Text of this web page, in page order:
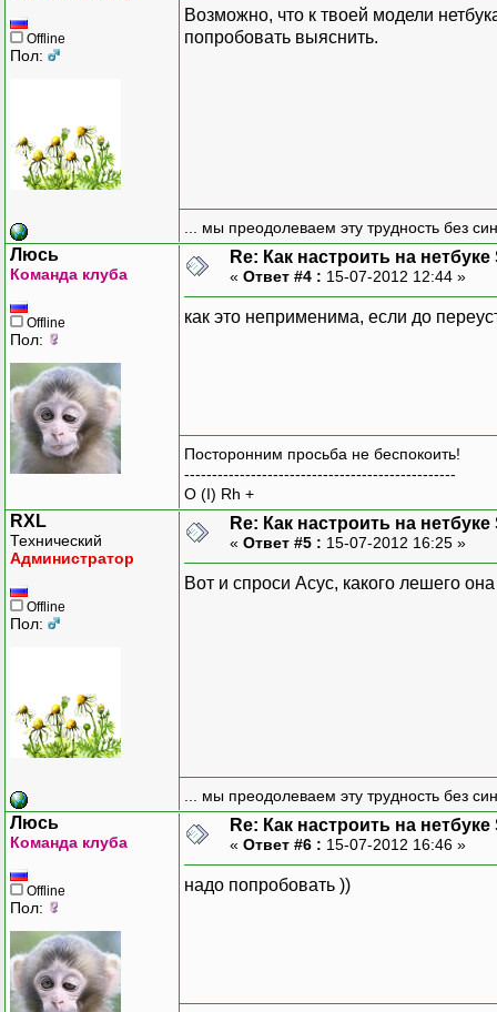
Offline
Пол:
Возможно, что к твоей модели
попробовать выяснить.
... мы преодолеваем эту трудность без
Люсь
Команда клуба
Offline
Пол:
Re: Как настроить на
« Ответ #4 : 15-07-2012 12:44 »
как это неприменима, если до
Посторонним просьба не беспокоить!
-------------------------------------------------
O (I) Rh +
RXL
Технический
Администратор
Offline
Пол:
Re: Как настроить на
« Ответ #5 : 15-07-2012 16:25 »
Вот и спроси Асус, какого лешего
... мы преодолеваем эту трудность без
Люсь
Команда клуба
Offline
Пол:
Re: Как настроить на
« Ответ #6 : 15-07-2012 16:46 »
надо попробовать ))